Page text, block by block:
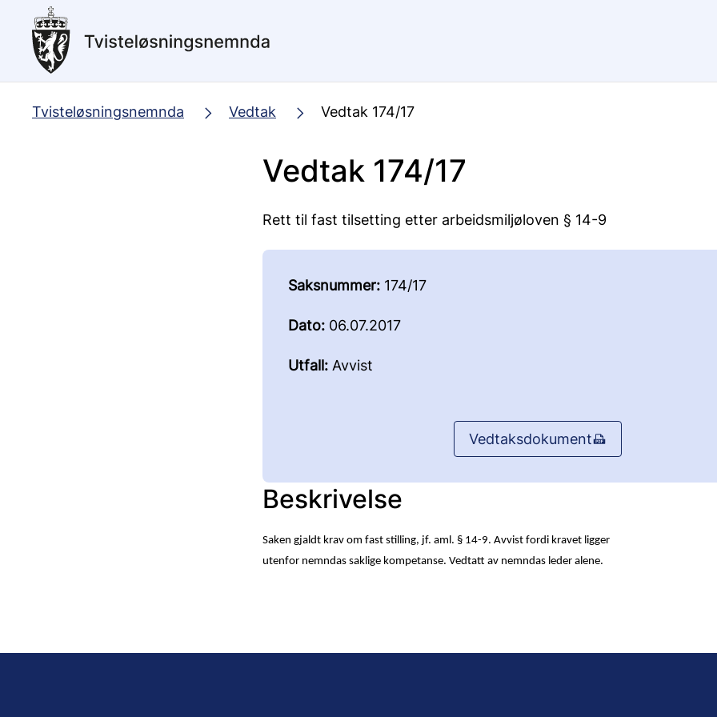
hovedinnhold
Tvisteløsningsnemnda Vedtak Vedtak 174/17
Vedtak 174/17
Rett til fast tilsetting etter arbeidsmiljøloven § 14-9
Saksnummer: 174/17
Dato: 06.07.2017
Utfall: Avvist
Vedtaksdokument
Beskrivelse
Saken gjaldt krav om fast stilling, jf. aml. § 14-9. Avvist fordi kravet ligger
utenfor nemndas saklige kompetanse. Vedtatt av nemndas leder alene.